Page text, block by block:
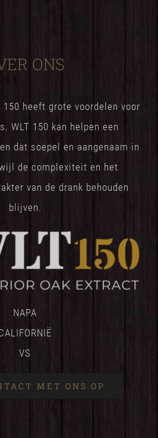
ONS
150 heeft grote voordelen voor
WLT 150 kan helpen een
dat soepel en aangenaam in
de complexiteit en het
van de drank behouden
blijven.
NAPA
VS
MET ONS OP